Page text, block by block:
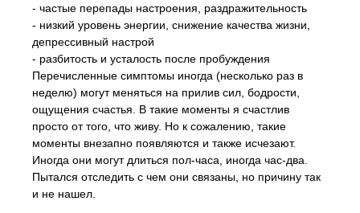
- частые перепады настроения, раздражительность
- низкий уровень энергии, снижение качества жизни,
депрессивный настрой
- разбитость и усталость после пробуждения
Перечисленные симптомы иногда (несколько раз в
неделю) могут меняться на прилив сил, бодрости,
ощущения счастья. В такие моменты я счастлив
просто от того, что живу. Но к сожалению, такие
моменты внезапно появляются и также исчезают.
Иногда они могут длиться пол-часа, иногда час-два.
Пытался отследить с чем они связаны, но причину так
и не нашел.